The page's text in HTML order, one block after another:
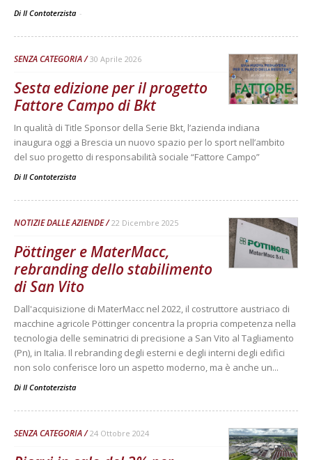
Di Il Contoterzista -
SENZA CATEGORIA 30 Aprile 2026
Sesta edizione per il progetto
Fattore Campo di Bkt
In qualità di Title Sponsor della Serie Bkt, l’azienda indiana
inaugura oggi a Brescia un nuovo spazio per lo sport nell’ambito
del suo progetto di responsabilità sociale “Fattore Campo”
Di Il Contoterzista
NOTIZIE DALLE AZIENDE 22 Dicembre 2025
Pöttinger e MaterMacc,
rebranding dello stabilimento
di San Vito
Dall'acquisizione di MaterMacc nel 2022, il costruttore austriaco di
macchine agricole Pöttinger concentra la propria competenza nella
tecnologia delle seminatrici di precisione a San Vito al Tagliamento
(Pn), in Italia. Il rebranding degli esterni e degli interni degli edifici
non solo conferisce loro un aspetto moderno, ma è anche un...
Di Il Contoterzista
SENZA CATEGORIA 24 Ottobre 2024